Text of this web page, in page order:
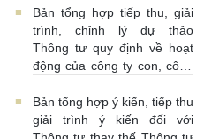
08:00:00
Bản tổng hợp tiếp thu, giải
trình, chỉnh lý dự thảo
Thông tư quy định về hoạt
động của công ty con, công
dụng trong lĩnh vực quản lý
nợ và khai thác tài sản
29/08/2025 | 16:00:00
Bản tổng hợp ý kiến, tiếp thu
giải trình ý kiến đối với